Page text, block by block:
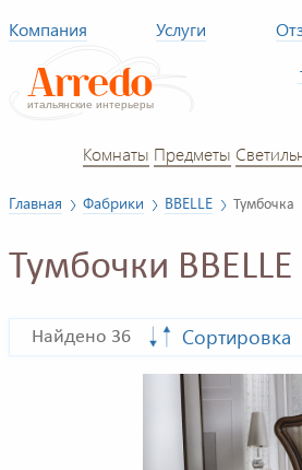
Компания Услуги
Комнаты Предметы
Главная Фабрики BBELLE Тумбочка
Тумбочки BBELLE
Найдено 36 Сортировка